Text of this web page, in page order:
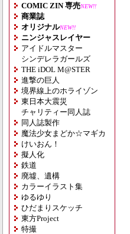
COMIC ZIN 専売NEW!!
商業誌
オリジナルNEW!!
ニンジャスレイヤー
アイドルマスター
シンデレラガールズ
THE iDOL M@STER
進撃の巨人
境界線上のホライゾン
東日本大震災
チャリティー同人誌
同人誌製作
魔法少女まどか☆マギカ
けいおん！
擬人化
鉄道
廃墟、遺構
カラーイラスト集
ゆるゆり
ひだまりスケッチ
東方Project
特撮